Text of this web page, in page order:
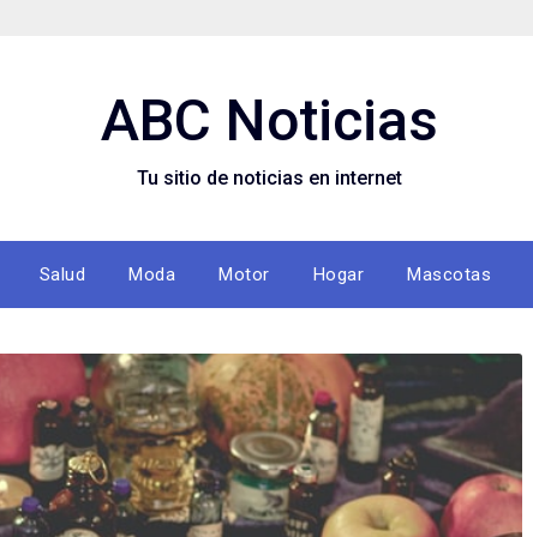
ABC Noticias
Tu sitio de noticias en internet
Salud Moda Motor Hogar Mascotas